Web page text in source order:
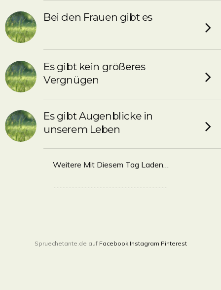
Bei den Frauen gibt es
Es gibt kein größeres
Vergnügen
Es gibt Augenblicke in
unserem Leben
Weitere Mit Diesem Tag Laden…
.............................................................................
Spruechetante.de auf Facebook Instagram Pinterest